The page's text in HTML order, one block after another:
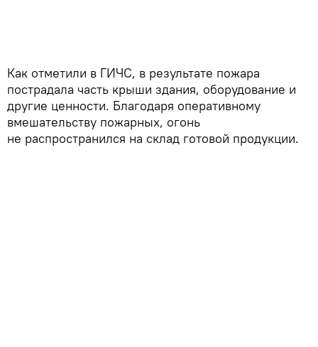
Как отметили в ГИЧС, в результате пожара
пострадала часть крыши здания, оборудование и
другие ценности. Благодаря оперативному
вмешательству пожарных, огонь
не распространился на склад готовой продукции.